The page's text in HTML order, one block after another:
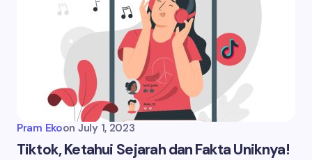
Pram Ekoon July 1, 2023
Tiktok, Ketahui Sejarah dan Fakta Uniknya!